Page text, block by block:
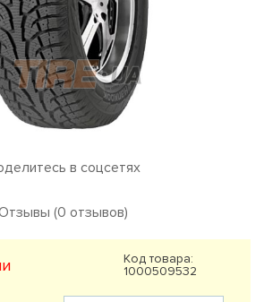
в соцсетях
(0 отзывов)
Код товара:
1000509532